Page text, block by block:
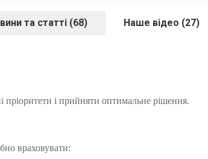
та статті (68) Наше відео (27)
і прийняти оптимальне рішення.
враховувати: